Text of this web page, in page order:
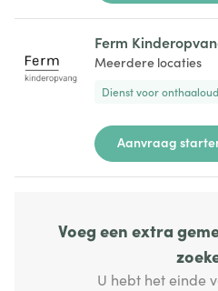
Ferm
Meerdere locaties
Dienst voor
Aanvraag
Voeg een extra
U hebt het einde